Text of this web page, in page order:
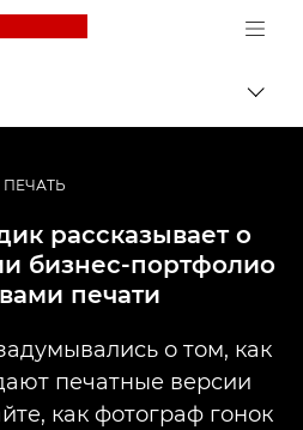
Canon Logo, back to
Профессиональная фото- и видеосъемка
ПЕЧАТЬ
рассказывает о
бизнес-портфолио
печати
о том, как
печатные версии
как фотограф гонок